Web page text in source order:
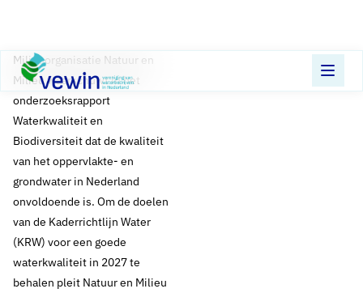
Direct naar content
Terug naar de startpagina
​Milieuorganisatie Natuur en
Milieu waarschuwt in het
onderzoeksrapport
Waterkwaliteit en
Biodiversiteit dat de kwaliteit
van het oppervlakte- en
grondwater in Nederland
onvoldoende is. Om de doelen
van de Kaderrichtlijn Water
(KRW) voor een goede
waterkwaliteit in 2027 te
behalen pleit Natuur en Milieu